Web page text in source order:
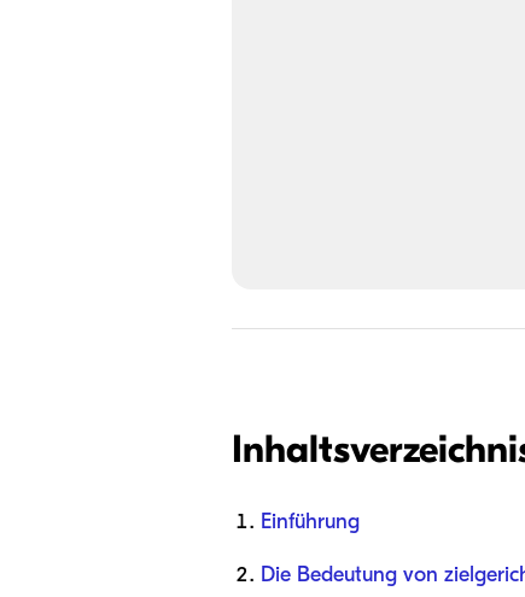
Einführung
Die Bedeutung von